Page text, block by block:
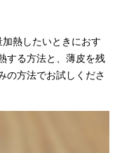
熱したいときにおす
する方法と、薄皮を残
の方法でお試しくださ